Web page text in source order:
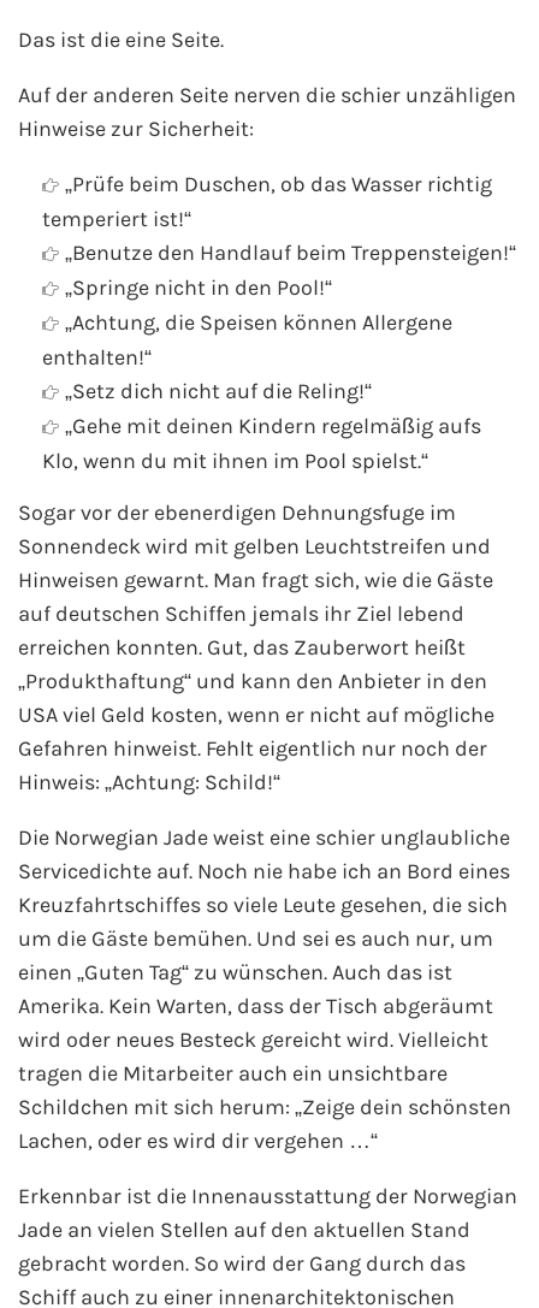
AIDA Cruises
TUI Cruises
Costa Kreuzfahrten
Phoenix Reisen
Hapag-Lloyd Cruises
Cunard Line
Hurtigruten
Norwegian Cruise Line
Royal Caribbean International
PLANTOURS Kreuzfahrten
Alle Reedereien
Flusskreuzfahrten
A-ROSA Flusskreuzfahrten
VIVA Cruises Flusskreuzfahrten
nicko cruises Flusskreuzfahrten
Plantours Flusskreuzfahrten
1AVista Flusskreuzfahrten
Phoenix Reisen Flusskreuzfahrten
Last Minute Flusskreuzfahrten
Fähren
Das ist die eine Seite.
Auf der anderen Seite nerven die schier unzähligen
Hinweise zur Sicherheit:
„Prüfe beim Duschen, ob das Wasser richtig
temperiert ist!“
„Benutze den Handlauf beim Treppensteigen!“
„Springe nicht in den Pool!“
„Achtung, die Speisen können Allergene
enthalten!“
„Setz dich nicht auf die Reling!“
„Gehe mit deinen Kindern regelmäßig aufs
Klo, wenn du mit ihnen im Pool spielst.“
Sogar vor der ebenerdigen Dehnungsfuge im
Sonnendeck wird mit gelben Leuchtstreifen und
Hinweisen gewarnt. Man fragt sich, wie die Gäste
auf deutschen Schiffen jemals ihr Ziel lebend
erreichen konnten. Gut, das Zauberwort heißt
„Produkthaftung“ und kann den Anbieter in den
USA viel Geld kosten, wenn er nicht auf mögliche
Gefahren hinweist. Fehlt eigentlich nur noch der
Hinweis: „Achtung: Schild!“
Die Norwegian Jade weist eine schier unglaubliche
Servicedichte auf. Noch nie habe ich an Bord eines
Kreuzfahrtschiffes so viele Leute gesehen, die sich
um die Gäste bemühen. Und sei es auch nur, um
einen „Guten Tag“ zu wünschen. Auch das ist
Amerika. Kein Warten, dass der Tisch abgeräumt
wird oder neues Besteck gereicht wird. Vielleicht
tragen die Mitarbeiter auch ein unsichtbare
Schildchen mit sich herum: „Zeige dein schönsten
Lachen, oder es wird dir vergehen …“
Erkennbar ist die Innenausstattung der Norwegian
Jade an vielen Stellen auf den aktuellen Stand
gebracht worden. So wird der Gang durch das
Schiff auch zu einer innenarchitektonischen